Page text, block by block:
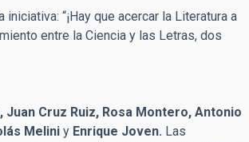
“¡Hay que acercar la Literatura a
entre la Ciencia y las Letras, dos
Juan Cruz Ruiz, Rosa Montero, Antonio
Melini y Enrique Joven. Las